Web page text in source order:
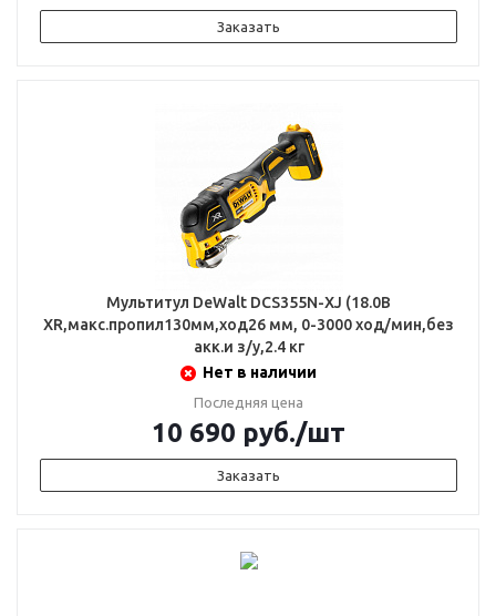
Заказать
Мультитул DeWalt DCS355N-XJ (18.0В
XR,макс.пропил130мм,ход26 мм, 0-3000 ход/мин,без
акк.и з/у,2.4 кг
Нет в наличии
Последняя цена
10 690 руб./шт
Заказать